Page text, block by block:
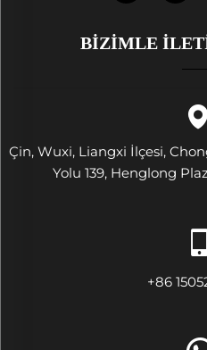
BIZIMLE
Çin, Wuxi, Liangxi İlçesi,
Yolu 139, Henglong
+86